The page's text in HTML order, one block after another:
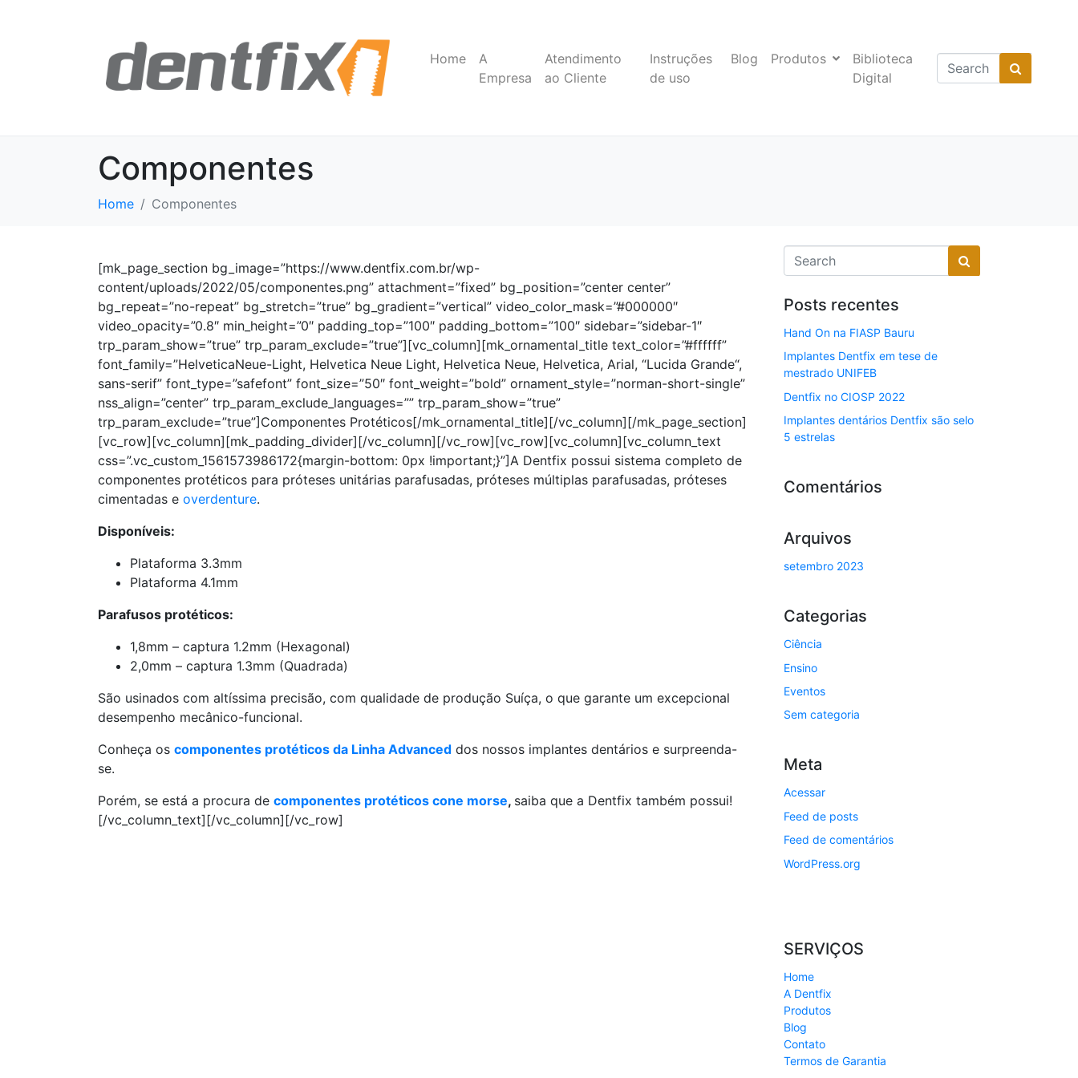
Home
A
Empresa
Atendimento
ao Cliente
Instruções
de uso
Blog Produtos
Biblioteca
Digital
Componentes
Home Componentes
[mk_page_section bg_image=”https://www.dentfix.com.br/wp-
content/uploads/2022/05/componentes.png” attachment=”fixed” bg_position=”center center”
bg_repeat=”no-repeat” bg_stretch=”true” bg_gradient=”vertical” video_color_mask=”#000000″
video_opacity=”0.8″ min_height=”0″ padding_top=”100″ padding_bottom=”100″ sidebar=”sidebar-1″
trp_param_show=”true” trp_param_exclude=”true”][vc_column][mk_ornamental_title text_color=”#ffffff”
font_family=”HelveticaNeue-Light, Helvetica Neue Light, Helvetica Neue, Helvetica, Arial, “Lucida Grande“,
sans-serif” font_type=”safefont” font_size=”50″ font_weight=”bold” ornament_style=”norman-short-single”
nss_align=”center” trp_param_exclude_languages=”” trp_param_show=”true”
trp_param_exclude=”true”]Componentes Protéticos[/mk_ornamental_title][/vc_column][/mk_page_section]
[vc_row][vc_column][mk_padding_divider][/vc_column][/vc_row][vc_row][vc_column][vc_column_text
css=”.vc_custom_1561573986172{margin-bottom: 0px !important;}”]A Dentfix possui sistema completo de
componentes protéticos para próteses unitárias parafusadas, próteses múltiplas parafusadas, próteses
cimentadas e overdenture.
Disponíveis:
Plataforma 3.3mm
Plataforma 4.1mm
Parafusos protéticos:
1,8mm – captura 1.2mm (Hexagonal)
2,0mm – captura 1.3mm (Quadrada)
São usinados com altíssima precisão, com qualidade de produção Suíça, o que garante um excepcional
desempenho mecânico-funcional.
Conheça os componentes protéticos da Linha Advanced dos nossos implantes dentários e surpreenda-
se.
Porém, se está a procura de componentes protéticos cone morse, saiba que a Dentfix também possui!
[/vc_column_text][/vc_column][/vc_row]
Posts recentes
Hand On na FIASP Bauru
Implantes Dentfix em tese de
mestrado UNIFEB
Dentfix no CIOSP 2022
Implantes dentários Dentfix são selo
5 estrelas
Comentários
Arquivos
setembro 2023
Categorias
Ciência
Ensino
Eventos
Sem categoria
Meta
Acessar
Feed de posts
Feed de comentários
WordPress.org
SERVIÇOS
Home
A Dentfix
Produtos
Blog
Contato
Termos de Garantia